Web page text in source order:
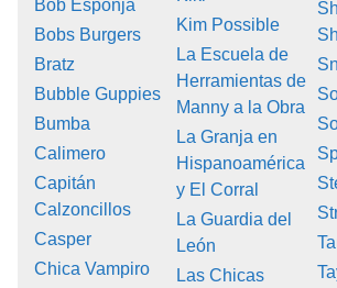
Bob Esponja
Bobs Burgers
Bratz
Bubble Guppies
Bumba
Calimero
Capitán
Calzoncillos
Casper
Chica Vampiro
Kim Possible
La Escuela de
Herramientas de
Manny a la Obra
La Granja en
Hispanoamérica
y El Corral
La Guardia del
León
Las Chicas